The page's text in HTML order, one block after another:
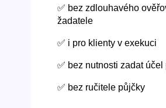
✅ bez zdlouhavého
žadatele
✅ i pro klienty v exekuci
✅ bez nutnosti zadat účel
✅ bez ručitele půjčky